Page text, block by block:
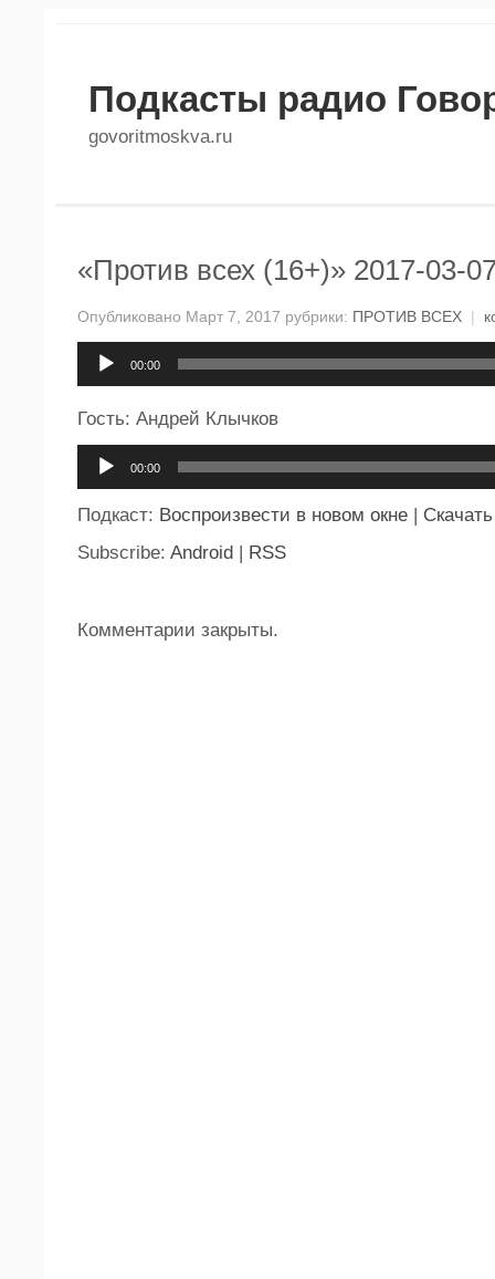
Подкасты радио
govoritmoskva.ru
«Против всех (16+)» 2017-03-
Опубликовано Март 7, 2017 рубрики: ПРОТИВ ВСЕХ |
00:00
Гость: Андрей Клычков
00:00
Подкаст: Воспроизвести в новом окне | Скачать
Subscribe: Android | RSS
Комментарии закрыты.